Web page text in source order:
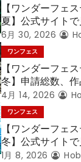
【ワンダーフェ
夏】公式サイトで
ディーラー数 – ト
ラ』『Fate』で変
タイトルに動きあ
6月 30, 2026
ワンフェス
【ワンダーフェ
冬】申請総数、作
ディーラー数など
当日版権状況 – 「
フェス」で『ウル
ズが倍増！ 参加
去最多！
4月 14, 2026
ワンフェス
【ワンダーフェ
冬】公式サイトで
ディーラー数 – 「
1月 8, 2026